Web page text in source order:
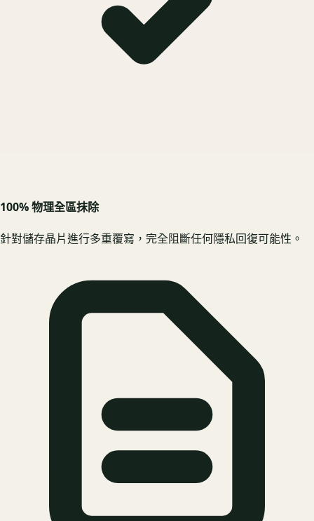
100% 物理全區抹除
針對儲存晶片進行多重覆寫，完全阻斷任何隱私回復可能性。